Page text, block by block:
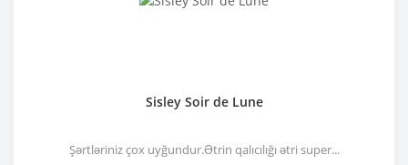
Sisley Soir de Lune
Şərtləriniz çox uyğundur.Ətrin qalıcılığı ətri super...